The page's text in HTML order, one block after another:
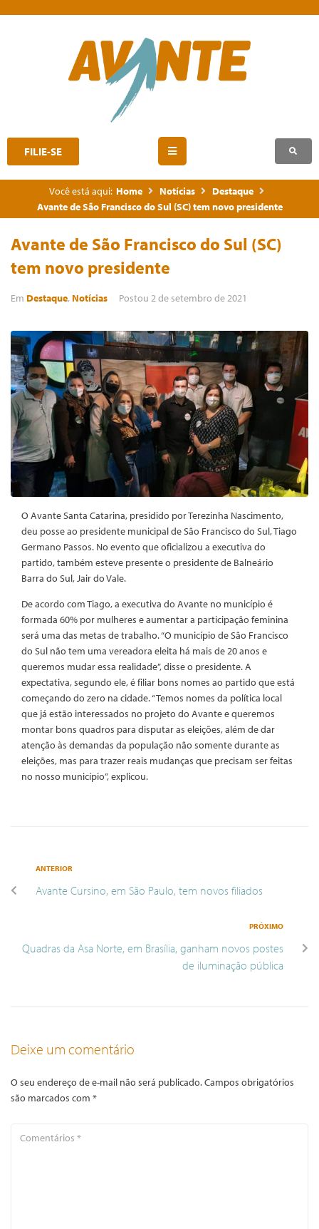
FILIE-SE
Você está aqui: Home Notícias
Destaque
Avante de São Francisco do Sul (SC) tem novo presidente
Avante de São Francisco do Sul (SC)
tem novo presidente
Em Destaque, Notícias Postou 2 de setembro de 2021
O Avante Santa Catarina, presidido por Terezinha Nascimento,
deu posse ao presidente municipal de São Francisco do Sul, Tiago
Germano Passos. No evento que oficializou a executiva do
partido, também esteve presente o presidente de Balneário
Barra do Sul, Jair do Vale.
De acordo com Tiago, a executiva do Avante no município é
formada 60% por mulheres e aumentar a participação feminina
será uma das metas de trabalho. “O município de São Francisco
do Sul não tem uma vereadora eleita há mais de 20 anos e
queremos mudar essa realidade”, disse o presidente. A
expectativa, segundo ele, é filiar bons nomes ao partido que está
começando do zero na cidade. “Temos nomes da política local
que já estão interessados no projeto do Avante e queremos
montar bons quadros para disputar as eleições, além de dar
atenção às demandas da população não somente durante as
eleições, mas para trazer reais mudanças que precisam ser feitas
no nosso município”, explicou.
ANTERIOR
Avante Cursino, em São Paulo, tem novos filiados
PRÓXIMO
Quadras da Asa Norte, em Brasília, ganham novos postes
de iluminação pública
Deixe um comentário
O seu endereço de e-mail não será publicado.Campos obrigatórios
são marcados com *